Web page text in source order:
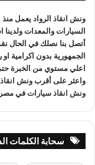
ونش انقاذ الرواد يعمل منذ 30 عام ومتخصصون في
السيارات
أتصل بنا نصلك في الحال
الجمهورية بدون اكرامية
اعلي مستوي من الخبرة
واعثر علىأقرب ونش
ونش انقاذ سياراتفي مصر
سحابة الكلمات